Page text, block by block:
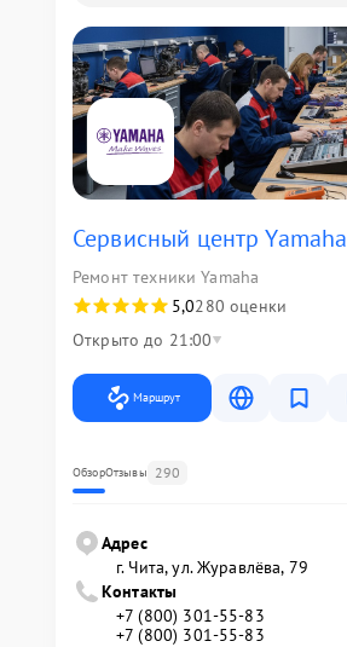
Сервисный центр Yamaha
Ремонт техники Yamaha
5,0280 оценки
Открыто до 21:00
Маршрут
ОбзорОтзывы 290
Адрес
г. Чита, ул. Журавлёва, 79
Контакты
+7 (800) 301-55-83
+7 (800) 301-55-83